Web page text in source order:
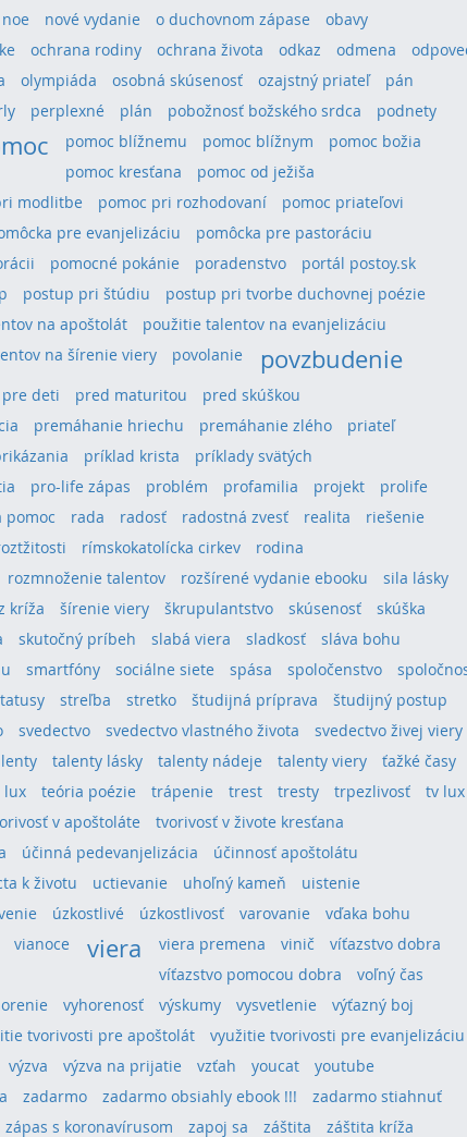
noe nové vydanie o duchovnom zápase
obavy
ochrana rodiny ochrana života odkaz odmena
olympiáda osobná skúsenosť ozajstný priateľ
pán
perplexné plán pobožnosť božského srdca
podnety
pomoc blížnemu pomoc blížnym
pomoc božia
pomoc kresťana
pomoc od ježiša
modlitbe pomoc pri rozhodovaní
pomoc priateľovi
pre evanjelizáciu
pomôcka pre pastoráciu
pomocné pokánie poradenstvo
portál postoy.sk
postup pri štúdiu
postup pri tvorbe duchovnej poézie
na apoštolát
použitie talentov na evanjelizáciu
na šírenie viery povolanie povzbudenie
pre deti pred maturitou pred skúškou
premáhanie hriechu premáhanie zlého
priateľ
príklad krista
príklady svätých
pro-life zápas problém profamilia projekt
prolife
pomoc rada radosť radostná zvesť realita
riešenie
rímskokatolícka cirkev
rodina
rozmnoženie talentov rozšírené vydanie ebooku
sila lásky
kríža šírenie viery škrupulantstvo skúsenosť
skúška
skutočný príbeh slabá viera sladkosť
sláva bohu
smartfóny sociálne siete spása spoločenstvo
streľba stretko študijná príprava
študijný postup
svedectvo svedectvo vlastného života
svedectvo živej viery
talenty lásky talenty nádeje talenty viery
ťažké časy
lux teória poézie trápenie trest tresty trpezlivosť
tv lux
v apoštoláte
tvorivosť v živote kresťana
účinná pedevanjelizácia
účinnosť apoštolátu
k životu uctievanie uhoľný kameň
uistenie
úzkostlivé úzkostlivosť varovanie
vďaka bohu
vianoce viera viera premena vinič
víťazstvo dobra
víťazstvo pomocou dobra
voľný čas
vyhorenosť výskumy vysvetlenie
výťazný boj
tvorivosti pre apoštolát
využitie tvorivosti pre evanjelizáciu
výzva výzva na prijatie vzťah youcat
youtube
zadarmo zadarmo obsiahly ebook !!!
zadarmo stiahnuť
zápas s koronavírusom zapoj sa záštita záštita kríža